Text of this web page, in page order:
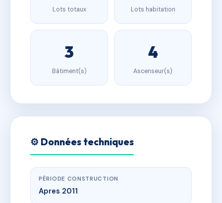
Lots totaux Lots habitation
3
Bâtiment(s)
4
Ascenseur(s)
⚙️ Données techniques
PÉRIODE CONSTRUCTION
Apres 2011